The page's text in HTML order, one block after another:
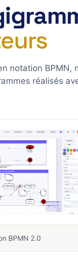
notation BPMN,
réalisés
BPMN 2.0